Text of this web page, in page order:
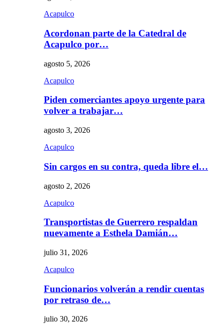
Acapulco
Acordonan parte de la Catedral de
Acapulco por…
agosto 5, 2026
Acapulco
Piden comerciantes apoyo urgente para
volver a trabajar…
agosto 3, 2026
Acapulco
Sin cargos en su contra, queda libre el…
agosto 2, 2026
Acapulco
Transportistas de Guerrero respaldan
nuevamente a Esthela Damián…
julio 31, 2026
Acapulco
Funcionarios volverán a rendir cuentas
por retraso de…
julio 30, 2026